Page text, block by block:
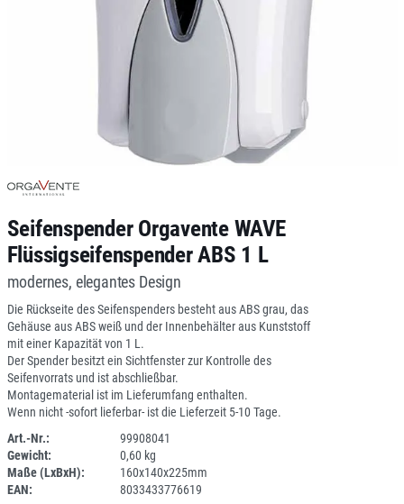
Seifenspender Orgavente WAVE
Flüssigseifenspender ABS 1 L
modernes, elegantes Design
Die Rückseite des Seifenspenders besteht aus ABS grau, das
Gehäuse aus ABS weiß und der Innenbehälter aus Kunststoff
mit einer Kapazität von 1 L.
Der Spender besitzt ein Sichtfenster zur Kontrolle des
Seifenvorrats und ist abschließbar.
Montagematerial ist im Lieferumfang enthalten.
Wenn nicht -sofort lieferbar- ist die Lieferzeit 5-10 Tage.
Art.-Nr.:
99908041
Gewicht:
0,60 kg
Maße (LxBxH):
160x140x225mm
EAN:
8033433776619